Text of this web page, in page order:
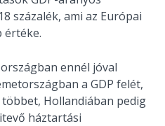
százalék, ami az Európai
értéke.
ennél jóval
a GDP felét,
Hollandiában pedig
háztartási